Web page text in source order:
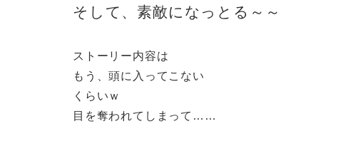
そして、素敵になっとる～～
ストーリー内容は
もう、頭に入ってこない
くらいｗ
目を奪われてしまって……